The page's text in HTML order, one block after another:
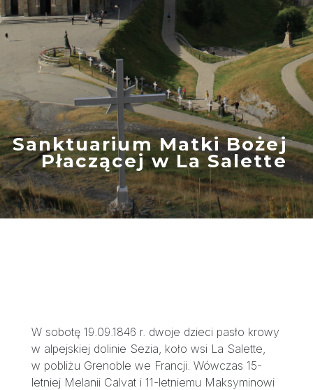
Sanktuarium Matki Bożej
Płaczącej w La Salette
W sobotę 19.09.1846 r. dwoje dzieci pasło krowy
w alpejskiej dolinie Sezia, koło wsi La Salette,
w pobliżu Grenoble we Francji. Wówczas 15-
letniej Melanii Calvat i 11-letniemu Maksyminowi